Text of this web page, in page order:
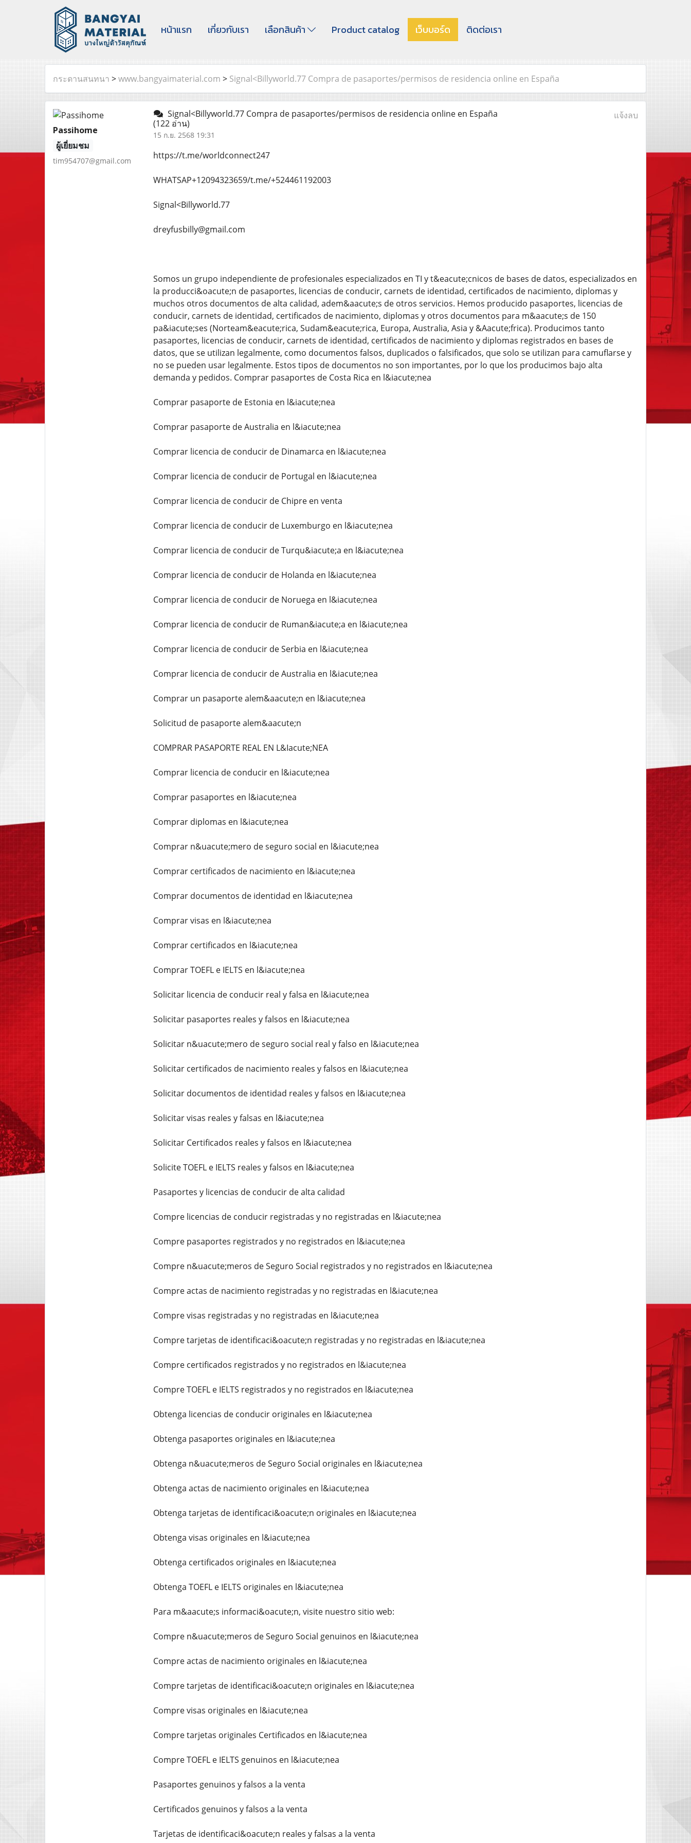
หน้าแรก เกี่ยวกับเรา เลือกสินค้า Product catalog เว็บบอร์ด ติดต่อเรา
กระดานสนทนา >www.bangyaimaterial.com > Signal<Billyworld.77 Compra de pasaportes/permisos de residencia online en España
Passihome
ผู้เยี่ยมชม
tim954707@gmail.com
Signal<Billyworld.77 Compra de pasaportes/permisos de residencia online en España
(122 อ่าน)
15 ก.ย. 2568 19:31
แจ้งลบ
https://t.me/worldconnect247
WHATSAP+12094323659/t.me/+524461192003
Signal<Billyworld.77
dreyfusbilly@gmail.com
Somos un grupo independiente de profesionales especializados en TI y t&eacute;cnicos de bases de datos, especializados en
la producci&oacute;n de pasaportes, licencias de conducir, carnets de identidad, certificados de nacimiento, diplomas y
muchos otros documentos de alta calidad, adem&aacute;s de otros servicios. Hemos producido pasaportes, licencias de
conducir, carnets de identidad, certificados de nacimiento, diplomas y otros documentos para m&aacute;s de 150
pa&iacute;ses (Norteam&eacute;rica, Sudam&eacute;rica, Europa, Australia, Asia y &Aacute;frica). Producimos tanto
pasaportes, licencias de conducir, carnets de identidad, certificados de nacimiento y diplomas registrados en bases de
datos, que se utilizan legalmente, como documentos falsos, duplicados o falsificados, que solo se utilizan para camuflarse y
no se pueden usar legalmente. Estos tipos de documentos no son importantes, por lo que los producimos bajo alta
demanda y pedidos. Comprar pasaportes de Costa Rica en l&iacute;nea
Comprar pasaporte de Estonia en l&iacute;nea
Comprar pasaporte de Australia en l&iacute;nea
Comprar licencia de conducir de Dinamarca en l&iacute;nea
Comprar licencia de conducir de Portugal en l&iacute;nea
Comprar licencia de conducir de Chipre en venta
Comprar licencia de conducir de Luxemburgo en l&iacute;nea
Comprar licencia de conducir de Turqu&iacute;a en l&iacute;nea
Comprar licencia de conducir de Holanda en l&iacute;nea
Comprar licencia de conducir de Noruega en l&iacute;nea
Comprar licencia de conducir de Ruman&iacute;a en l&iacute;nea
Comprar licencia de conducir de Serbia en l&iacute;nea
Comprar licencia de conducir de Australia en l&iacute;nea
Comprar un pasaporte alem&aacute;n en l&iacute;nea
Solicitud de pasaporte alem&aacute;n
COMPRAR PASAPORTE REAL EN L&Iacute;NEA
Comprar licencia de conducir en l&iacute;nea
Comprar pasaportes en l&iacute;nea
Comprar diplomas en l&iacute;nea
Comprar n&uacute;mero de seguro social en l&iacute;nea
Comprar certificados de nacimiento en l&iacute;nea
Comprar documentos de identidad en l&iacute;nea
Comprar visas en l&iacute;nea
Comprar certificados en l&iacute;nea
Comprar TOEFL e IELTS en l&iacute;nea
Solicitar licencia de conducir real y falsa en l&iacute;nea
Solicitar pasaportes reales y falsos en l&iacute;nea
Solicitar n&uacute;mero de seguro social real y falso en l&iacute;nea
Solicitar certificados de nacimiento reales y falsos en l&iacute;nea
Solicitar documentos de identidad reales y falsos en l&iacute;nea
Solicitar visas reales y falsas en l&iacute;nea
Solicitar Certificados reales y falsos en l&iacute;nea
Solicite TOEFL e IELTS reales y falsos en l&iacute;nea
Pasaportes y licencias de conducir de alta calidad
Compre licencias de conducir registradas y no registradas en l&iacute;nea
Compre pasaportes registrados y no registrados en l&iacute;nea
Compre n&uacute;meros de Seguro Social registrados y no registrados en l&iacute;nea
Compre actas de nacimiento registradas y no registradas en l&iacute;nea
Compre visas registradas y no registradas en l&iacute;nea
Compre tarjetas de identificaci&oacute;n registradas y no registradas en l&iacute;nea
Compre certificados registrados y no registrados en l&iacute;nea
Compre TOEFL e IELTS registrados y no registrados en l&iacute;nea
Obtenga licencias de conducir originales en l&iacute;nea
Obtenga pasaportes originales en l&iacute;nea
Obtenga n&uacute;meros de Seguro Social originales en l&iacute;nea
Obtenga actas de nacimiento originales en l&iacute;nea
Obtenga tarjetas de identificaci&oacute;n originales en l&iacute;nea
Obtenga visas originales en l&iacute;nea
Obtenga certificados originales en l&iacute;nea
Obtenga TOEFL e IELTS originales en l&iacute;nea
Para m&aacute;s informaci&oacute;n, visite nuestro sitio web:
Compre n&uacute;meros de Seguro Social genuinos en l&iacute;nea
Compre actas de nacimiento originales en l&iacute;nea
Compre tarjetas de identificaci&oacute;n originales en l&iacute;nea
Compre visas originales en l&iacute;nea
Compre tarjetas originales Certificados en l&iacute;nea
Compre TOEFL e IELTS genuinos en l&iacute;nea
Pasaportes genuinos y falsos a la venta
Certificados genuinos y falsos a la venta
Tarjetas de identificaci&oacute;n reales y falsas a la venta